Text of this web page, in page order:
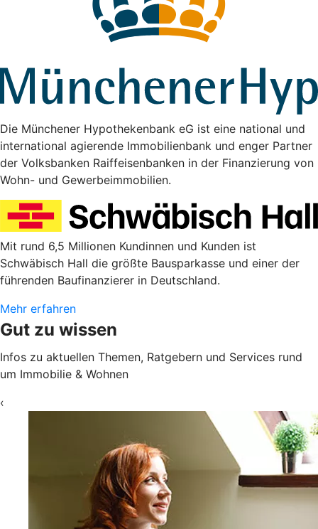
Die Münchener Hypothekenbank eG ist eine national und
international agierende Immobilienbank und enger Partner
der Volksbanken Raiffeisenbanken in der Finanzierung von
Wohn- und Gewerbeimmobilien.
Mit rund 6,5 Millionen Kundinnen und Kunden ist
Schwäbisch Hall die größte Bausparkasse und einer der
führenden Baufinanzierer in Deutschland.
Mehr erfahren
Gut zu wissen
Infos zu aktuellen Themen, Ratgebern und Services rund
um Immobilie & Wohnen
‹